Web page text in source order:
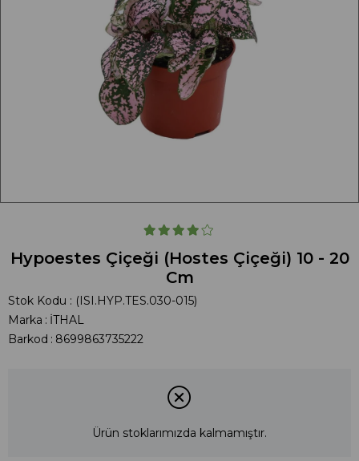
Hypoestes Çiçeği (Hostes Çiçeği) 10 - 20
Cm
Stok Kodu
(ISI.HYP.TES.030-015)
Marka : İTHAL
Barkod : 8699863735222
Ürün stoklarımızda kalmamıştır.